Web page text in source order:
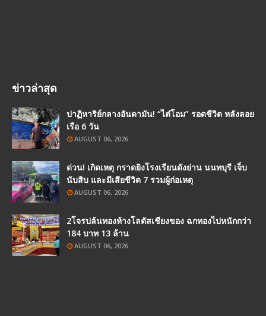
ข่าวล่าสุด
ปาฏิหาริย์กลางอันดามัน! “ไต๋โอม” รอดชีวิต หลังลอย
เรือ 6 วัน
AUGUST 06, 2026
ด่วน! เกิดเหตุ กราดยิงโรงเรียนดังย่าน นนทบุรี เจ็บ
นับสิบ และมีเสียชีวิต 7 รวมผู้ก่อเหตุ
AUGUST 06, 2026
2โจรปล้นทองห้างโลตัสเชียงของ ฉกทองไปหนักกว่า
184 บาท 13 ล้าน
AUGUST 06, 2026